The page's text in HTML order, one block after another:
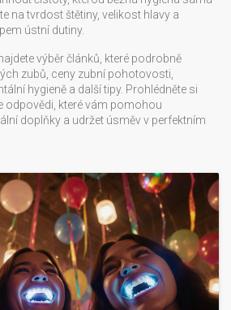
na tvrdost štětiny, velikost hlavy a
ústní dutiny.
výběr článků, které podrobně
zubů, ceny zubní pohotovosti,
hygieně a další tipy. Prohlédněte si
odpovědi, které vám pomohou
doplňky a udržet úsměv v perfektním